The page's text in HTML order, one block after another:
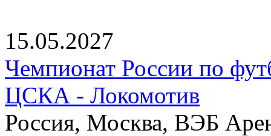
15.05.2027
Чемпионат России по
ЦСКА - Локомотив
Россия, Москва, ВЭБ